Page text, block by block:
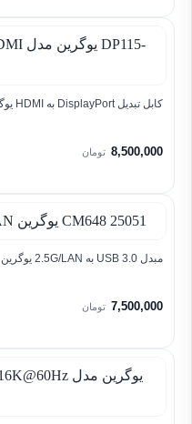
کابل تبدیل DisplayPort به HDMI یوگرین مدل DP115-80396 طول 1.5 متر
8,500,000 تومان
مبدل 3.0 USB به 2.5G/LAN یوگرین CM648 25051
7,500,000 تومان